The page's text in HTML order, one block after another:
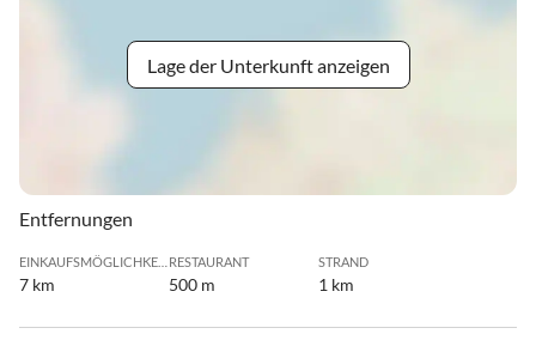
Lage der Unterkunft anzeigen
Entfernungen
7 km
RESTAURANT
500 m
STRAND
1 km